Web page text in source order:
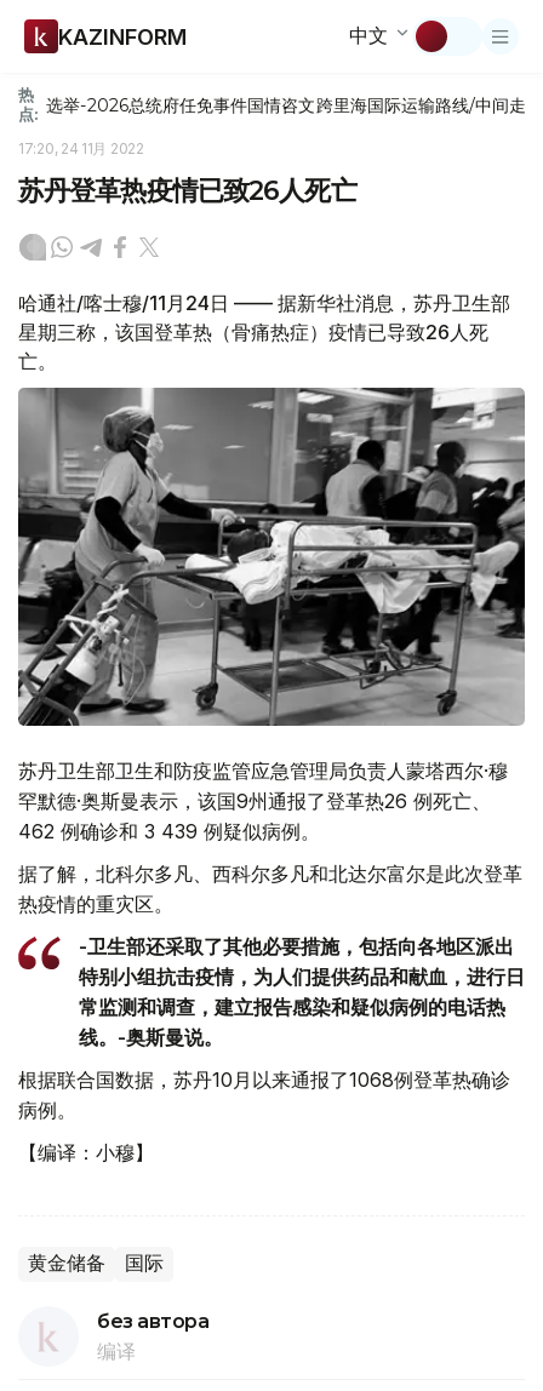
KAZINFORM 中文
热
点: 选举-2026总统府任免事件国情咨文跨里海国际运输路线/中间走廊
17:20, 24 11月 2022
苏丹登革热疫情已致26人死亡
哈通社/喀士穆/11月24日 —— 据新华社消息，苏丹卫生部
星期三称，该国登革热（骨痛热症）疫情已导致26人死
亡。
苏丹卫生部卫生和防疫监管应急管理局负责人蒙塔西尔·穆
罕默德·奥斯曼表示，该国9州通报了登革热26 例死亡、
462 例确诊和 3 439 例疑似病例。
据了解，北科尔多凡、西科尔多凡和北达尔富尔是此次登革
热疫情的重灾区。
-卫生部还采取了其他必要措施，包括向各地区派出
特别小组抗击疫情，为人们提供药品和献血，进行日
常监测和调查，建立报告感染和疑似病例的电话热
线。-奥斯曼说。
根据联合国数据，苏丹10月以来通报了1068例登革热确诊
病例。
【编译：小穆】
黄金储备 国际
без автора
编译